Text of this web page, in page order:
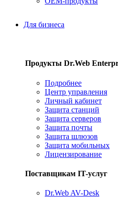
Для бизнеса
Продукты Dr.Web
Подробнее
Центр управления
Личный кабинет
Защита станций
Защита серверов
Защита почты
Защита шлюзов
Защита мобильных
Лицензирование
Поставщикам IT-услуг
Dr.Web AV-Desk